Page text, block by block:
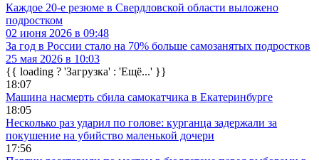
Каждое 20-е резюме в Свердловской области выложено
подростком
02 июня 2026 в 09:48
За год в России стало на 70% больше самозанятых подростков
25 мая 2026 в 10:03
{{ loading ? 'Загрузка' : 'Ещё...' }}
18:07
Машина насмерть сбила самокатчика в Екатеринбурге
18:05
Несколько раз ударил по голове: курганца задержали за
покушение на убийство маленькой дочери
17:56